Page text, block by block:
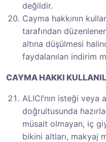
değildir.
Cayma hakkının
tarafından
altına düşülmesi
faydalanılan indirim
CAYMA HAKKI
ALICI’nın isteği veya
doğrultusunda
müsait olmayan, iç
bikini altları, makyaj